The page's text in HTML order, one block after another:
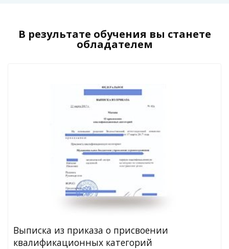
В результате обучения вы станете
обладателем
Выписка из приказа о присвоении
квалификационных категорий